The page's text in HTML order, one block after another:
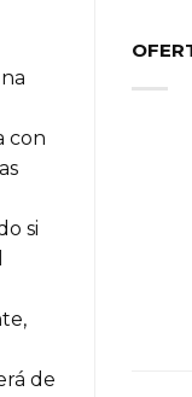
con
si
de